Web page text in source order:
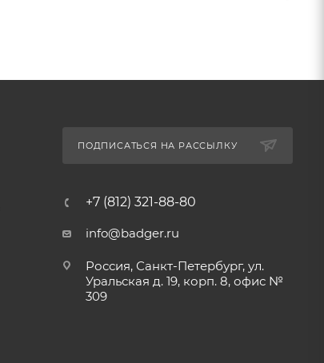
ПОДПИСАТЬСЯ НА РАССЫЛКУ
+7 (812) 321-88-80
info@badger.ru
Россия, Санкт-Петербург, ул.
Уральская д. 19, корп. 8, офис №
309